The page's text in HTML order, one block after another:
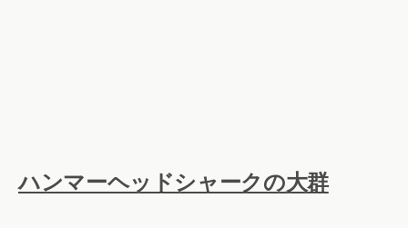
ハンマーヘッドシャークの大群